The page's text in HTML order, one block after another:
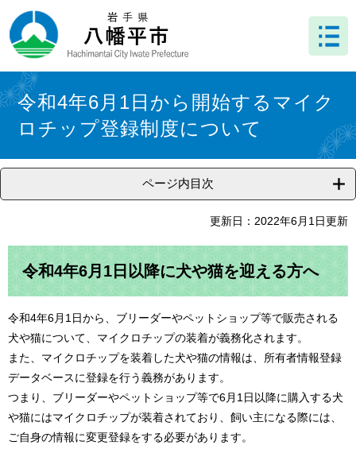
ー
ジ
先
頭
で
ニ
ュ
を
飛
ば
本
文
文 令和4年6月1日から開始するマイク
ロチップ登録制度について
ページ内目次
更新日：2022年6月1日更新
令和4年6月1日以降に犬や猫を迎える方へ
令和4年6月1日から、ブリーダーやペットショップ等で販売される
犬や猫について、マイクロチップの装着が義務化されます。
また、マイクロチップを装着した犬や猫の情報は、所有者情報登録
データベースに登録を行う義務があります。
つまり、ブリーダーやペットショップ等で6月1日以降に購入する犬
や猫にはマイクロチップが装着されており、飼い主になる際には、
ご自身の情報に変更登録をする必要があります。